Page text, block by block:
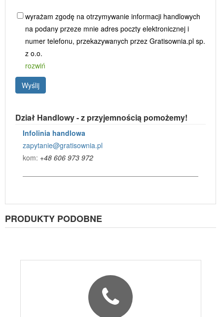
wyrażam zgodę na otrzymywanie informacji handlowych
na podany przeze mnie adres poczty elektronicznej i
numer telefonu, przekazywanych przez Gratisownia.pl sp.
z o.o.
rozwiń
Wyślij
Dział Handlowy - z przyjemnością pomożemy!
Infolinia handlowa
zapytanie@gratisownia.pl
kom: +48 606 973 972
PRODUKTY PODOBNE